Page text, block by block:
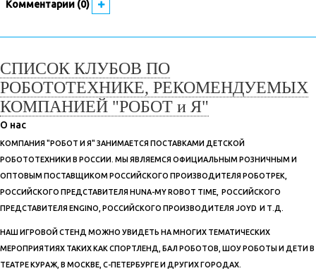
Комментарии (0)
СПИСОК КЛУБОВ ПО
РОБОТОТЕХНИКЕ, РЕКОМЕНДУЕМЫХ
КОМПАНИЕЙ "РОБОТ и Я"
О нас
КОМПАНИЯ "РОБОТ И Я" ЗАНИМАЕТСЯ ПОСТАВКАМИ ДЕТСКОЙ
РОБОТОТЕХНИКИ В РОССИИ. МЫ ЯВЛЯЕМСЯ ОФИЦИАЛЬНЫМ РОЗНИЧНЫМ И
ОПТОВЫМ ПОСТАВЩИКОМ РОССИЙСКОГО ПРОИЗВОДИТЕЛЯ РОБОТРЕК,
РОССИЙСКОГО ПРЕДСТАВИТЕЛЯ HUNA-MY ROBOT TIME, РОССИЙСКОГО
ПРЕДСТАВИТЕЛЯ ENGINO, РОССИЙСКОГО ПРОИЗВОДИТЕЛЯ JOYD И Т.Д.
НАШ ИГРОВОЙ СТЕНД МОЖНО УВИДЕТЬ НА МНОГИХ ТЕМАТИЧЕСКИХ
МЕРОПРИЯТИЯХ ТАКИХ КАК СПОРТЛЕНД, БАЛ РОБОТОВ, ШОУ РОБОТЫ И ДЕТИ В
ТЕАТРЕ КУРАЖ, В МОСКВЕ, С-ПЕТЕРБУРГЕ И ДРУГИХ ГОРОДАХ.